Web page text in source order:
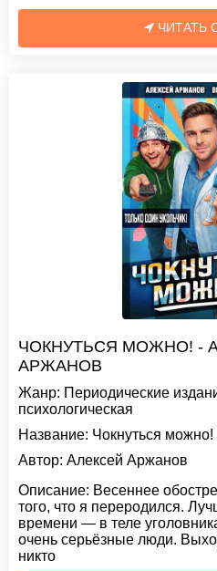
ЧИТАТЬ
ЧОКНУТЬСЯ МОЖНО! -
АРЖАНОВ
Жанр: Периодические
психологическая
Название: Чокнуться можно!
Автор: Алексей Аржанов
Описание: Весеннее
того, что я переродился.
времени — в теле
очень серьёзные люди.
никто